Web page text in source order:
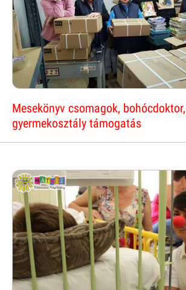
Mesekönyv csomagok,
gyermekosztály támogatás